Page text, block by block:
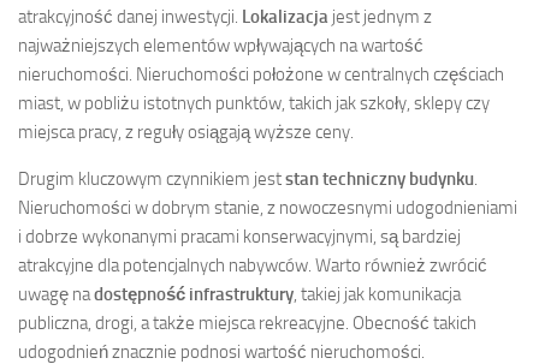
atrakcyjność danej inwestycji. Lokalizacja jest jednym z
najważniejszych elementów wpływających na wartość
nieruchomości. Nieruchomości położone w centralnych częściach
miast, w pobliżu istotnych punktów, takich jak szkoły, sklepy czy
miejsca pracy, z reguły osiągają wyższe ceny.
Drugim kluczowym czynnikiem jeststan techniczny budynku.
Nieruchomości w dobrym stanie, z nowoczesnymi udogodnieniami
i dobrze wykonanymi pracami konserwacyjnymi, są bardziej
atrakcyjne dla potencjalnych nabywców. Warto również zwrócić
uwagę nadostępność infrastruktury, takiej jak komunikacja
publiczna, drogi, a także miejsca rekreacyjne. Obecność takich
udogodnień znacznie podnosi wartość nieruchomości.